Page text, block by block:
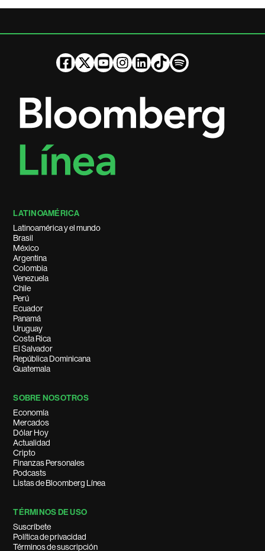
LATINOAMÉRICA
Latinoamérica y el mundo
Brasil
México
Argentina
Colombia
Venezuela
Chile
Perú
Ecuador
Panamá
Uruguay
Costa Rica
El Salvador
República Dominicana
Guatemala
SOBRE NOSOTROS
Economía
Mercados
Dólar Hoy
Actualidad
Cripto
Finanzas Personales
Podcasts
Listas de Bloomberg Línea
TÉRMINOS DE USO
Suscríbete
Política de privacidad
Términos de suscripción